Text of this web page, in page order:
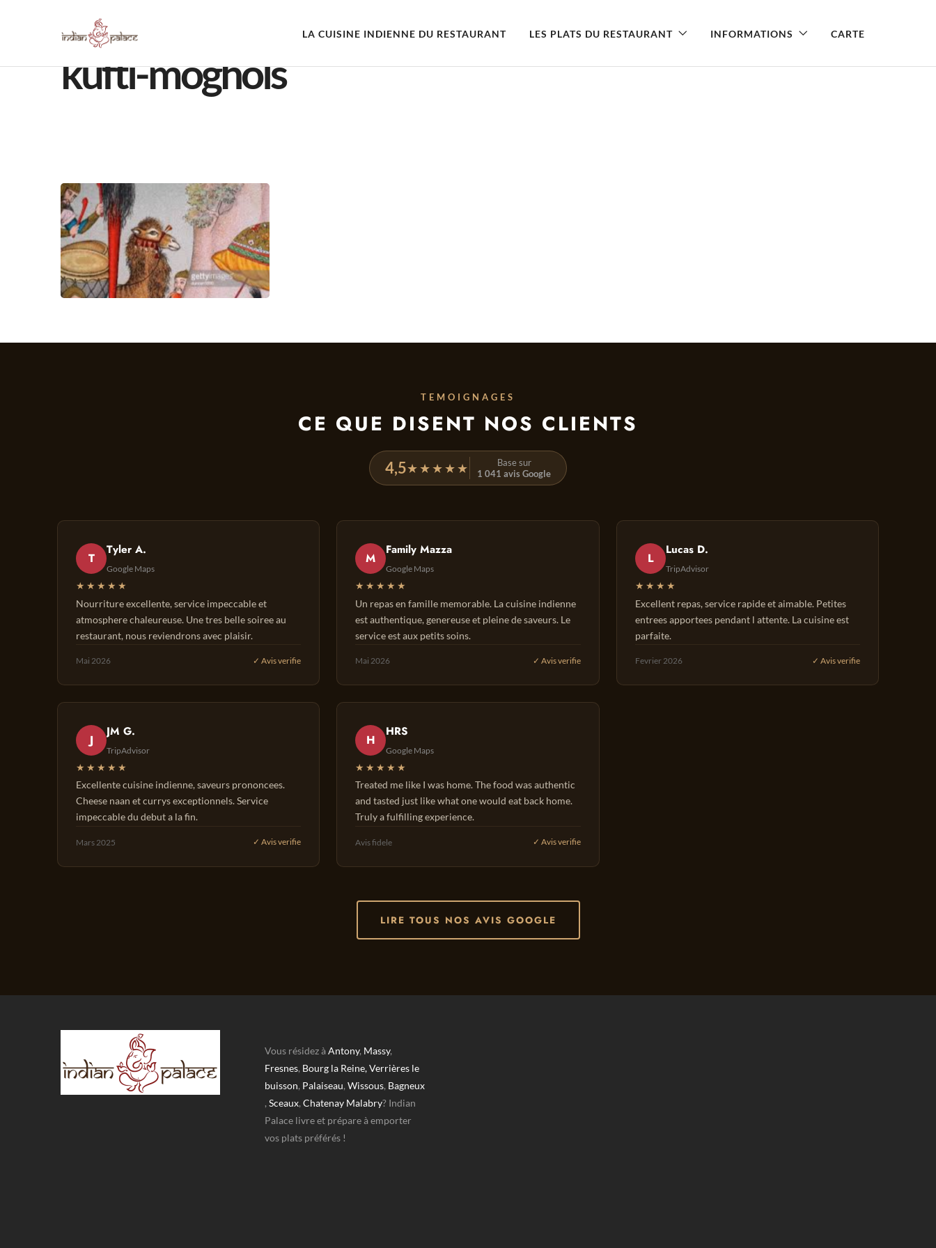
LA CUISINE INDIENNE DU RESTAURANT LES PLATS DU RESTAURANT INFORMATIONS CARTE
kufti-moghols
TEMOIGNAGES
CE QUE DISENT NOS CLIENTS
4,5★★★★★
Base sur
1 041 avis Google
T
Tyler A.
Google Maps
★★★★★
Nourriture excellente, service impeccable et
atmosphere chaleureuse. Une tres belle soiree au
restaurant, nous reviendrons avec plaisir.
Mai 2026 ✓ Avis verifie
M
Family Mazza
Google Maps
★★★★★
Un repas en famille memorable. La cuisine indienne
est authentique, genereuse et pleine de saveurs. Le
service est aux petits soins.
Mai 2026 ✓ Avis verifie
L
Lucas D.
TripAdvisor
★★★★
Excellent repas, service rapide et aimable. Petites
entrees apportees pendant l attente. La cuisine est
parfaite.
Fevrier 2026 ✓ Avis verifie
J
JM G.
TripAdvisor
★★★★★
Excellente cuisine indienne, saveurs prononcees.
Cheese naan et currys exceptionnels. Service
impeccable du debut a la fin.
Mars 2025 ✓ Avis verifie
H
HRS
Google Maps
★★★★★
Treated me like I was home. The food was authentic
and tasted just like what one would eat back home.
Truly a fulfilling experience.
Avis fidele ✓ Avis verifie
LIRE TOUS NOS AVIS GOOGLE
Vous résidez àAntony, Massy,
Fresnes, Bourg la Reine, Verrières le
buisson, Palaiseau, Wissous, Bagneux
, Sceaux, Chatenay Malabry? Indian
Palace livre et prépare à emporter
vos plats préférés !